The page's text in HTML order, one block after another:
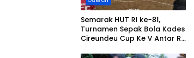
Semarak HUT RI ke-81,
Turnamen Sepak Bola Kades
Cireundeu Cup Ke V Antar RT